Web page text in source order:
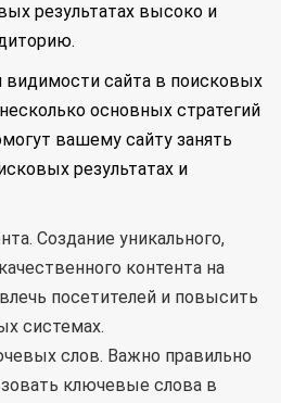
результатах высоко и
сайта в поисковых
основных стратегий
вашему сайту занять
результатах и
Создание уникального,
контента на
посетителей и повысить
системах.
слов. Важно правильно
ключевые слова в